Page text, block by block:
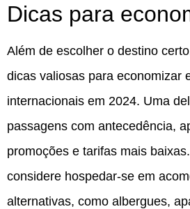
Dicas para
Além de escolher o destino
dicas valiosas para economizar
internacionais em 2024. Uma
passagens com antecedência,
promoções e tarifas mais
considere hospedar-se em
alternativas, como albergues,